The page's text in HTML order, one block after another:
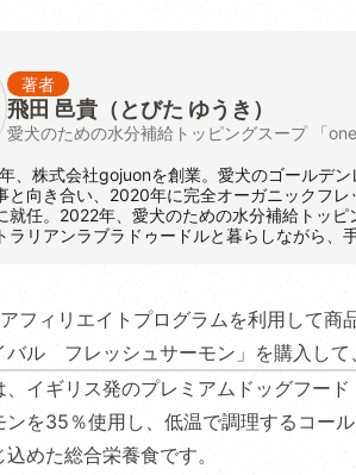
著者
飛田 邑貴 （とびた ゆうき）
愛犬のための水分補給トッピングスープ 「
、株式会社gojuonを創業。愛犬のゴールデ
と向き合い、2020年に完全オーガニックフレ
就任。2022年、愛犬のための水分補給トッ
ラリアンラブラドゥードルと暮らしながら、
フィリエイトプログラムを利用して商
バル フレッシュサーモン」を購入して
、イギリス発のプレミアムドッグフー
ンを35％使用し、低温で調理するコー
めた総合栄養食です。